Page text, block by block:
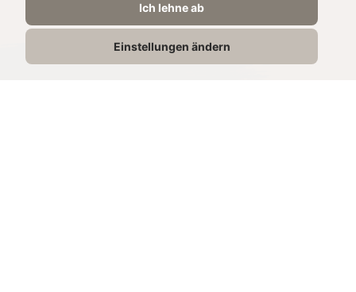
Ich lehne ab
Einstellungen ändern